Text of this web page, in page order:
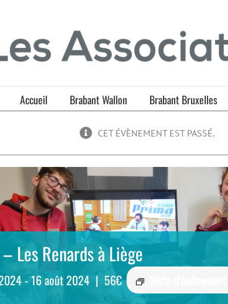
Accueil Brabant Wallon Brabant Bruxelles
CET ÉVÈNEMENT EST PASSÉ.
Les Renards à Liège
-16 août 2024 | 56€